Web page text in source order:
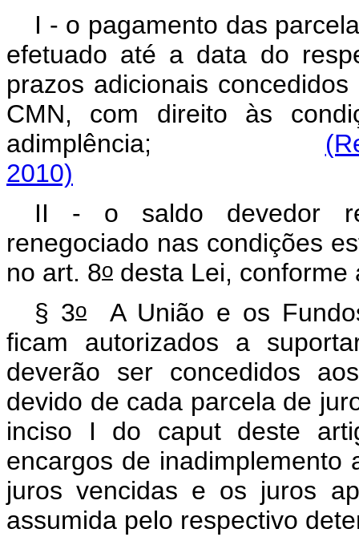
I - o pagamento das
efetuado até a data do
prazos adicionais
CMN, com direito às
adimplência;
2010)
II - o saldo devedor
renegociado nas condições
no art. 8o desta Lei,
§ 3oA União e os
ficam autorizados a
deverão ser concedidos
devido de cada parcela de
inciso I do caput deste
encargos de inadimplemento
juros vencidas e os juros
assumida pelo respectivo